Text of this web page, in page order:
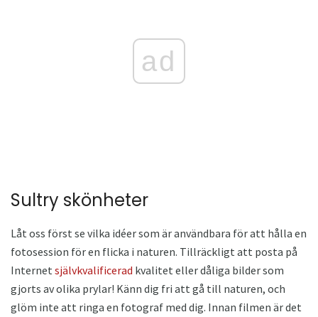
ad
Sultry skönheter
Låt oss först se vilka idéer som är användbara för att hålla en
fotosession för en flicka i naturen. Tillräckligt att posta på
Internet självkvalificerad kvalitet eller dåliga bilder som
gjorts av olika prylar! Känn dig fri att gå till naturen, och
glöm inte att ringa en fotograf med dig. Innan filmen är det